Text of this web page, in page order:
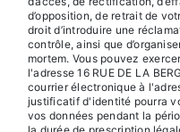
d’opposition, de retrait de
droit d’introduire une
contrôle, ainsi que
mortem. Vous pouvez
l'adresse 16 RUE DE LA
courrier électronique à
justificatif d'identité pourra
vos données pendant la